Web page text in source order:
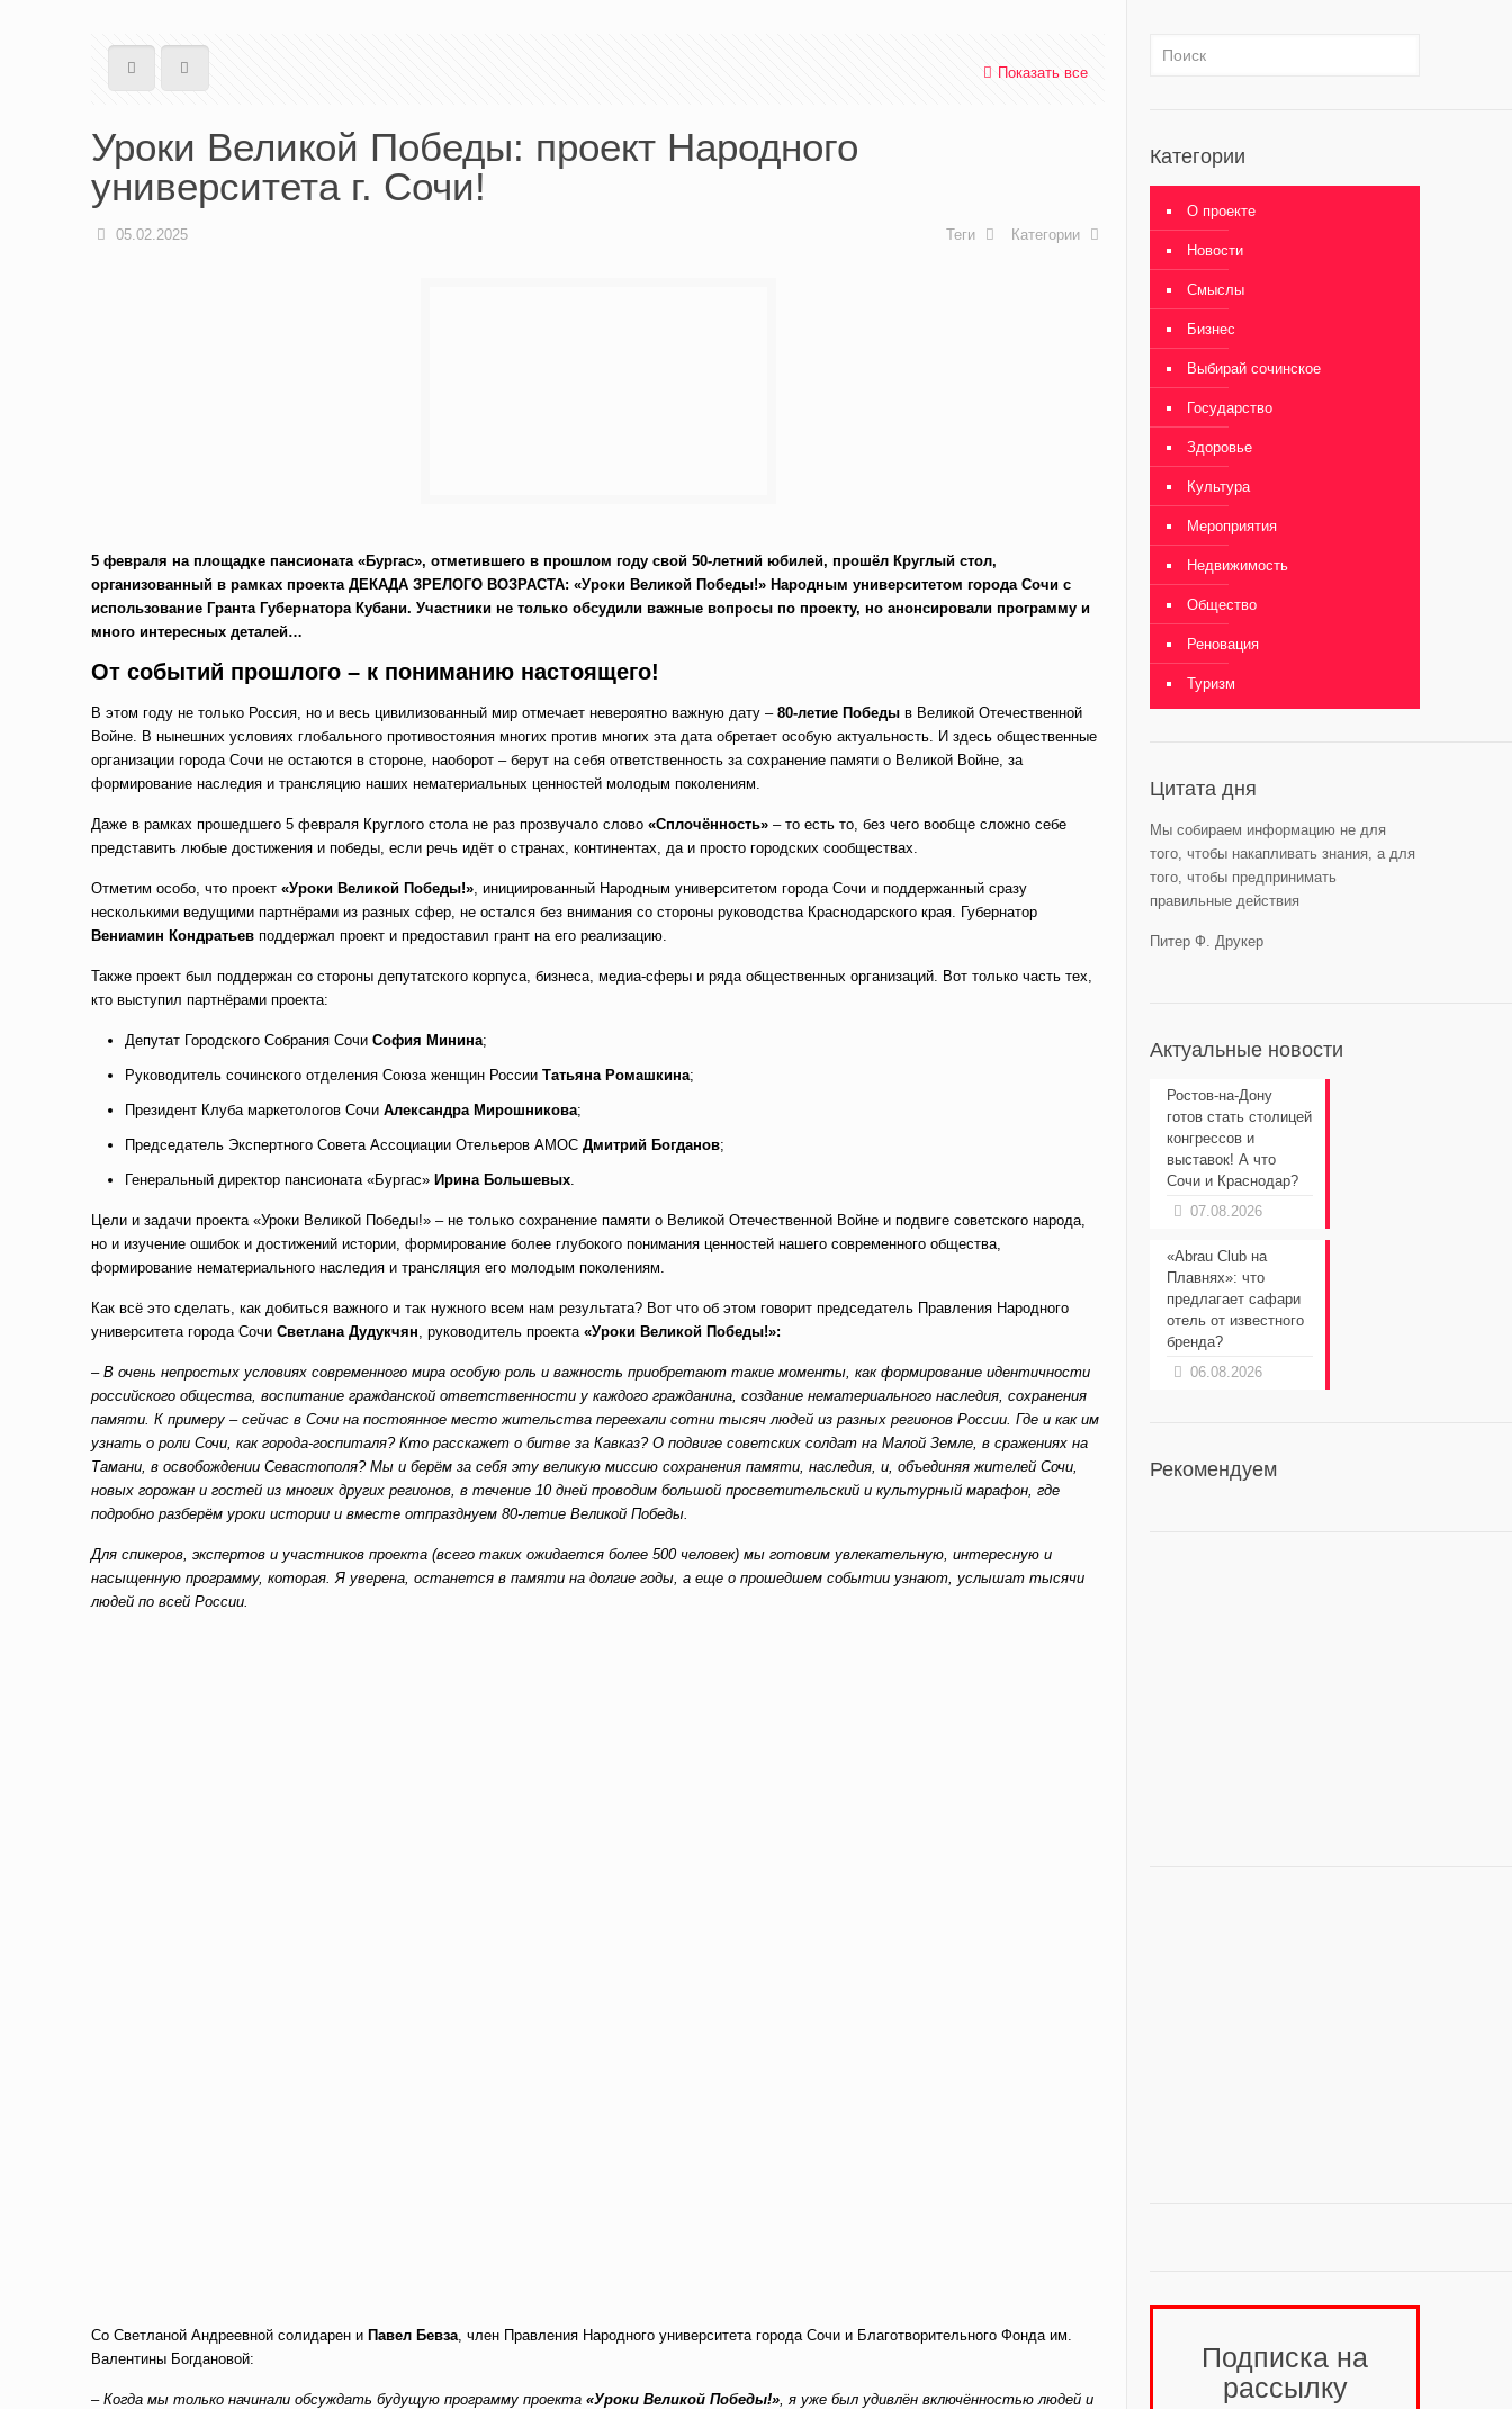
Показать все
Уроки Великой Победы: проект Народного
университета г. Сочи!
05.02.2025 Категории
Теги
5 февраля на площадке пансионата «Бургас», отметившего в прошлом году свой 50-летний юбилей, прошёл Круглый стол,
организованный в рамках проекта ДЕКАДА ЗРЕЛОГО ВОЗРАСТА: «Уроки Великой Победы!» Народным университетом города Сочи с
использование Гранта Губернатора Кубани. Участники не только обсудили важные вопросы по проекту, но анонсировали программу и
много интересных деталей…
От событий прошлого – к пониманию настоящего!
В этом году не только Россия, но и весь цивилизованный мир отмечает невероятно важную дату –80-летие Победы в Великой Отечественной
Войне. В нынешних условиях глобального противостояния многих против многих эта дата обретает особую актуальность. И здесь общественные
организации города Сочи не остаются в стороне, наоборот – берут на себя ответственность за сохранение памяти о Великой Войне, за
формирование наследия и трансляцию наших нематериальных ценностей молодым поколениям.
Даже в рамках прошедшего 5 февраля Круглого стола не раз прозвучало слово«Сплочённость» – то есть то, без чего вообще сложно себе
представить любые достижения и победы, если речь идёт о странах, континентах, да и просто городских сообществах.
Отметим особо, что проект«Уроки Великой Победы!», инициированный Народным университетом города Сочи и поддержанный сразу
несколькими ведущими партнёрами из разных сфер, не остался без внимания со стороны руководства Краснодарского края. Губернатор
Вениамин Кондратьев поддержал проект и предоставил грант на его реализацию.
Также проект был поддержан со стороны депутатского корпуса, бизнеса, медиа-сферы и ряда общественных организаций. Вот только часть тех,
кто выступил партнёрами проекта:
Депутат Городского Собрания СочиСофия Минина;
Руководитель сочинского отделения Союза женщин РоссииТатьяна Ромашкина;
Президент Клуба маркетологов СочиАлександра Мирошникова;
Председатель Экспертного Совета Ассоциации Отельеров АМОСДмитрий Богданов;
Генеральный директор пансионата «Бургас» Ирина Большевых.
Цели и задачи проекта «Уроки Великой Победы!» – не только сохранение памяти о Великой Отечественной Войне и подвиге советского народа,
но и изучение ошибок и достижений истории, формирование более глубокого понимания ценностей нашего современного общества,
формирование нематериального наследия и трансляция его молодым поколениям.
Как всё это сделать, как добиться важного и так нужного всем нам результата? Вот что об этом говорит председатель Правления Народного
университета города СочиСветлана Дудукчян, руководитель проекта«Уроки Великой Победы!»:
– В очень непростых условиях современного мира особую роль и важность приобретают такие моменты, как формирование идентичности
российского общества, воспитание гражданской ответственности у каждого гражданина, создание нематериального наследия, сохранения
памяти. К примеру – сейчас в Сочи на постоянное место жительства переехали сотни тысяч людей из разных регионов России. Где и как им
узнать о роли Сочи, как города-госпиталя? Кто расскажет о битве за Кавказ? О подвиге советских солдат на Малой Земле, в сражениях на
Тамани, в освобождении Севастополя? Мы и берём за себя эту великую миссию сохранения памяти, наследия, и, объединяя жителей Сочи,
новых горожан и гостей из многих других регионов, в течение 10 дней проводим большой просветительский и культурный марафон, где
подробно разберём уроки истории и вместе отпразднуем 80-летие Великой Победы.
Для спикеров, экспертов и участников проекта (всего таких ожидается более 500 человек) мы готовим увлекательную, интересную и
насыщенную программу, которая. Я уверена, останется в памяти на долгие годы, а еще о прошедшем событии узнают, услышат тысячи
людей по всей России.
Со Светланой Андреевной солидарен иПавел Бевза , член Правления Народного университета города Сочи и Благотворительного Фонда им.
Валентины Богдановой:
– Когда мы только начинали обсуждать будущую программу проекта«Уроки Великой Победы!» , я уже был удивлён включённостью людей и
Категории
О проекте
Новости
Смыслы
Бизнес
Выбирай сочинское
Государство
Здоровье
Культура
Мероприятия
Недвижимость
Общество
Реновация
Туризм
Цитата дня
Мы собираем информацию не для
того, чтобы накапливать знания, а для
того, чтобы предпринимать
правильные действия
Питер Ф. Друкер
Актуальные новости
Ростов-на-Дону
готов стать столицей
конгрессов и
выставок! А что
Сочи и Краснодар?
07.08.2026
«Abrau Club на
Плавнях»: что
предлагает сафари
отель от известного
бренда?
06.08.2026
Рекомендуем
Подписка на
рассылку